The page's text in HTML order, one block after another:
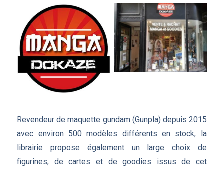
Revendeur de maquette gundam (Gunpla) depuis 2015
avec environ 500 modèles différents en stock, la
librairie propose également un large choix de
figurines, de cartes et de goodies issus de cet